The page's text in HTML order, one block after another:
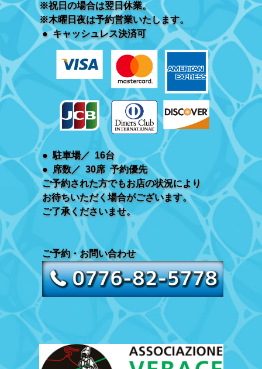
※祝日の場合は翌日休業。
※木曜日夜は予約営業いたします。
● キャッシュレス決済可
● 駐車場／ 16台
● 席数／ 30席 予約優先
ご予約された方でもお店の状況により
お待ちいただく場合がございます。
ご了承くださいませ。
ご予約・お問い合わせ